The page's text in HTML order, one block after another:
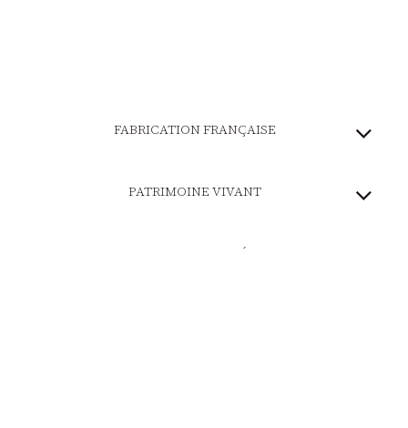
FABRICATION FRANÇAISE
PATRIMOINE VIVANT
MARQUE ENGAGÉE